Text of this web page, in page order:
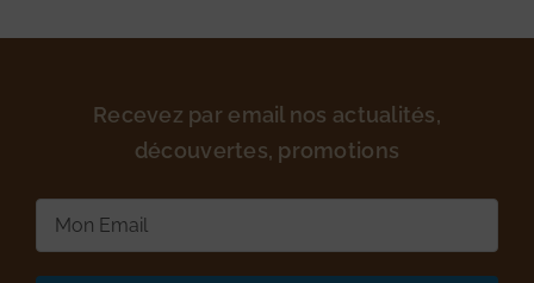
Recevez par email nos actualités,
découvertes, promotions